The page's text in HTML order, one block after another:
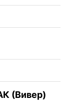
(Вивер)